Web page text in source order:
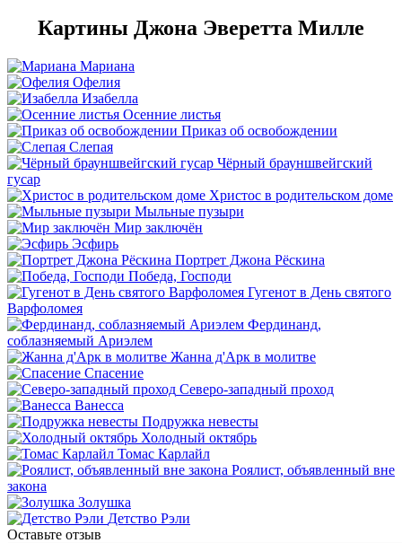
Картины Джона Эверетта Милле
Мариана
Офелия
Изабелла
Осенние листья
Приказ об освобождении
Слепая
Чёрный брауншвейгский
гусар
Христос в родительском доме
Мыльные пузыри
Мир заключён
Эсфирь
Портрет Джона Рёскина
Победа, Господи
Гугенот в День святого
Варфоломея
Фердинанд,
соблазняемый Ариэлем
Жанна д'Арк в молитве
Спасение
Северо-западный проход
Ванесса
Подружка невесты
Холодный октябрь
Томас Карлайл
Роялист, объявленный вне
закона
Золушка
Детство Рэли
Оставьте отзыв